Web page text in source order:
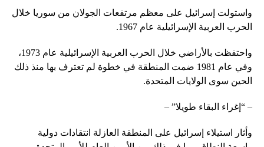
واستولت إسرائيل على معظم مرتفعات الجولان من سوريا خلال
الحرب العربية الإسرائيلية عام 1967.
واحتفظت بالأراضي خلال الحرب العربية الإسرائيلية عام 1973،
وفي عام 1981 ضمت المنطقة في خطوة لم تعترف بها منذ ذلك
الحين سوى الولايات المتحدة.
– “إغراء البقاء طويلا” –
وأثار استيلاء إسرائيل على المنطقة العازلة انتقادات دولية